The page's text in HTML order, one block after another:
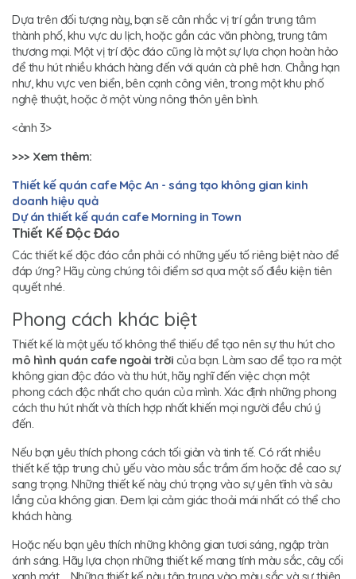
Dựa trên đối tượng này, bạn sẽ cân nhắc vị trí gần trung tâm
thành phố, khu vực du lịch, hoặc gần các văn phòng, trung tâm
thương mại. Một vị trí độc đáo cũng là một sự lựa chọn hoàn hảo
để thu hút nhiều khách hàng đến với quán cà phê hơn. Chẳng hạn
như, khu vực ven biển, bên cạnh công viên, trong một khu phố
nghệ thuật, hoặc ở một vùng nông thôn yên bình.
<ảnh 3>
>>> Xem thêm:
Thiết kế quán cafe Mộc An - sáng tạo không gian kinh
doanh hiệu quả
Dự án thiết kế quán cafe Morning in Town
Thiết Kế Độc Đáo
Các thiết kế độc đáo cần phải có những yếu tố riêng biệt nào để
đáp ứng? Hãy cùng chúng tôi điểm sơ qua một số điều kiện tiên
quyết nhé.
Phong cách khác biệt
Thiết kế là một yếu tố không thể thiếu để tạo nên sự thu hút cho
mô hình quán cafe ngoài trời của bạn. Làm sao để tạo ra một
không gian độc đáo và thu hút, hãy nghĩ đến việc chọn một
phong cách độc nhất cho quán của mình. Xác định những phong
cách thu hút nhất và thích hợp nhất khiến mọi người đều chú ý
đến.
Nếu bạn yêu thích phong cách tối giản và tinh tế. Có rất nhiều
thiết kế tập trung chủ yếu vào màu sắc trầm ấm hoặc đề cao sự
sang trọng. Những thiết kế này chú trọng vào sự yên tĩnh và sâu
lắng của không gian. Đem lại cảm giác thoải mái nhất có thể cho
khách hàng.
Hoặc nếu bạn yêu thích những không gian tươi sáng, ngập tràn
ánh sáng. Hãy lựa chọn những thiết kế mang tính màu sắc, cây cối